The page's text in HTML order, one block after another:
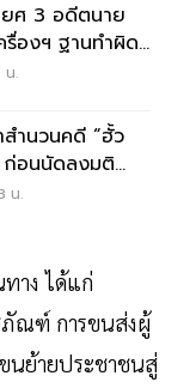
ยศ 3 อดีตนาย
รื่องฯ ฐานทำผิด
น.
ำนวนคดี “ฮั้ว
ก่อนนัดลงมติ
น.
าง ได้แก่
ภัณฑ์ การขนส่งผู้
นย้ายประชาชนสู่